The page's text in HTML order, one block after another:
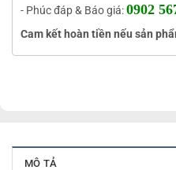
- Phúc đáp & Báo giá:0902
Cam kết hoàn tiền nếu sản
MÔ TẢ